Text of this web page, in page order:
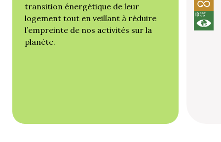
transition énergétique de leur
logement tout en veillant à réduire
l’empreinte de nos activités sur la
planète.